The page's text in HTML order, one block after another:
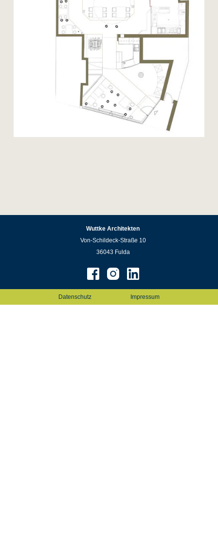
Wuttke Architekten
Von-Schildeck-Straße 10
36043 Fulda
Datenschutz Impressum